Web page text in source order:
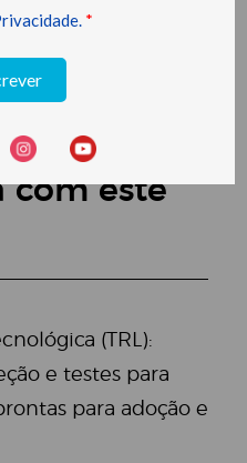
terreno
e relatório
com este
(TRL):
e testes para
para adoção e